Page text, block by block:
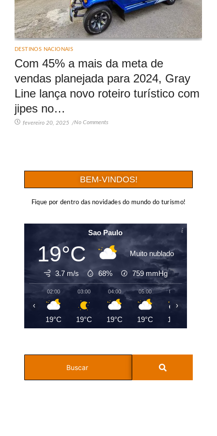
DESTINOS NACIONAIS
Com 45% a mais da meta de
vendas planejada para 2024, Gray
Line lança novo roteiro turístico com
jipes no…
fevereiro 20, 2025 /No Comments
BEM-VINDOS!
Fique por dentro das novidades do mundo do turismo!
Sao Paulo
19°C Muito nublado
3.7 m/s 68% 759 mmHg
02:00
19°C
03:00
19°C
04:00
19°C
05:00
19°C
06:00
19°C
‹ ›